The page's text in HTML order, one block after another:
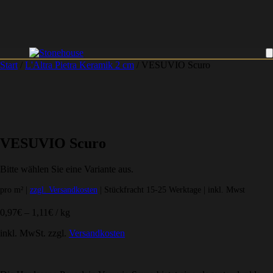
Start L'Altra Pietra Keramik 2 cm / VESUVIO Scuro
VESUVIO Scuro
Bitte wählen Sie eine Variante aus.
pro m² | zzgl. Versandkosten | Stückfracht 15-25 Werktage | inkl. Mwst
0,97€ 1,11 €
kg
inkl. MwSt.
zzgl. Versandkosten